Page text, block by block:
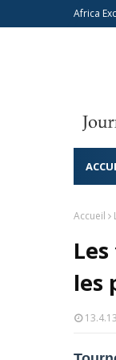
Africa
Accueil
les
13.4.13